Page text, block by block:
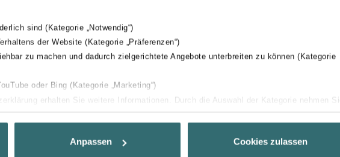
sind (Kategorie „Notwendig“)
der Website (Kategorie „Präferenzen“)
zu machen und dadurch zielgerichtete Angebote unterbreiten zu können (Kategorie
oder Bing (Kategorie „Marketing“)
erhalten Sie weitere Informationen. Durch die Auswahl der Kategorie nehmen Sie
Nutzererfahrung zu ermöglichen und Ihnen maßgeschneiderte Informationen
zu stellen. Alle Einwilligungen können Sie selbstverständlich über einen Link in der
Anpassen Cookies zulassen